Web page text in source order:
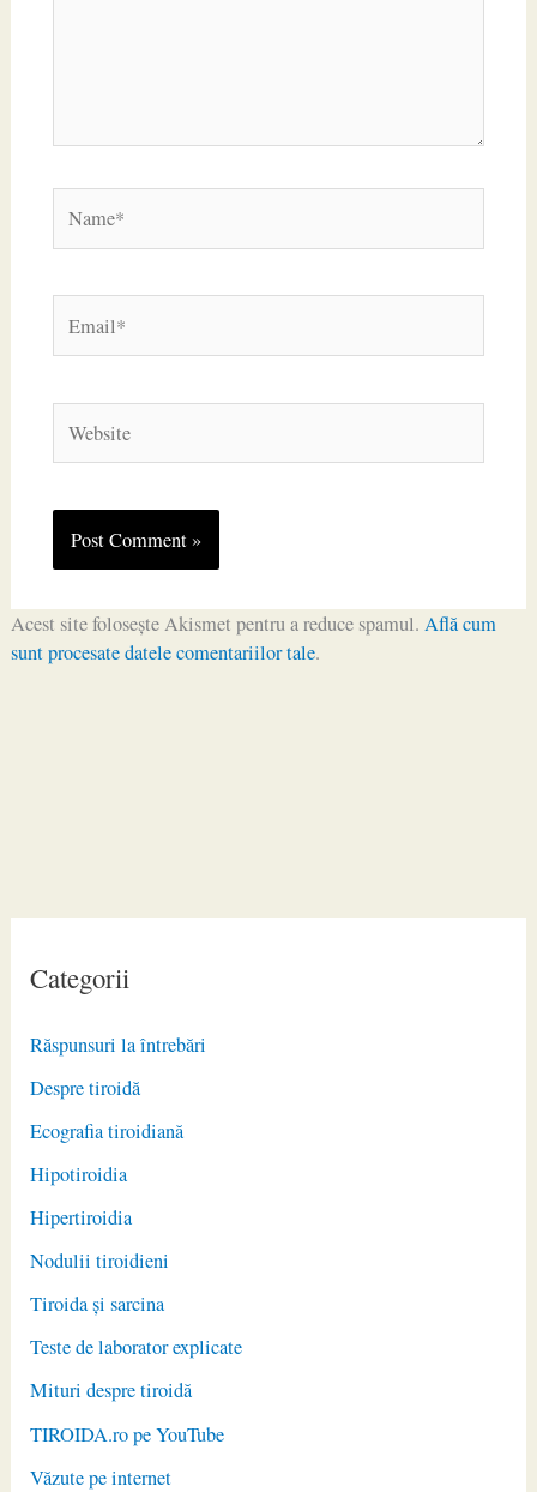
Categorii
Răspunsuri la întrebări
Despre tiroidă
Ecografia tiroidiană
Hipotiroidia
Hipertiroidia
Nodulii tiroidieni
Tiroida și sarcina
Teste de laborator explicate
Mituri despre tiroidă
TIROIDA.ro pe YouTube
Văzute pe internet
Acest site folosește Akismet pentru a reduce spamul. Află cum
sunt procesate datele comentariilor tale.